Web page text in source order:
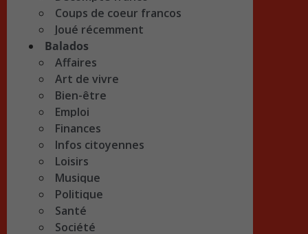
Coups de coeur francos
Joué récemment
Balados
Affaires
Art de vivre
Bien-être
Emploi
Finances
Infos citoyennes
Loisirs
Musique
Politique
Santé
Société